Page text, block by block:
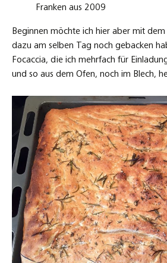
Franken aus 2009
Beginnen möchte ich hier aber mit
dazu am selben Tag noch gebacken
Focaccia, die ich mehrfach für
und so aus dem Ofen, noch im Blech,